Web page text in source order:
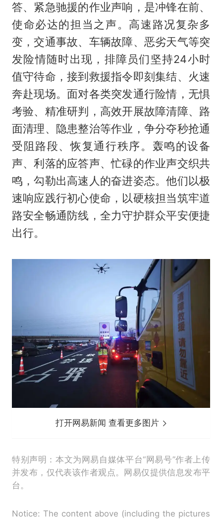
答、紧急驰援的作业声响，是冲锋在前、
使命必达的担当之声。高速路况复杂多
变，交通事故、车辆故障、恶劣天气等突
发险情随时出现，排障员们坚持24小时
值守待命，接到救援指令即刻集结、火速
奔赴现场。面对各类突发通行险情，无惧
考验、精准研判，高效开展故障清障、路
面清理、隐患整治等作业，争分夺秒抢通
受阻路段、恢复通行秩序。轰鸣的设备
声、利落的应答声、忙碌的作业声交织共
鸣，勾勒出高速人的奋进姿态。他们以极
速响应践行初心使命，以硬核担当筑牢道
路安全畅通防线，全力守护群众平安便捷
出行。
打开网易新闻 查看更多图片
特别声明：本文为网易自媒体平台“网易号”作者上传
并发布，仅代表该作者观点。网易仅提供信息发布平
台。
Notice: The content above (including the pictures